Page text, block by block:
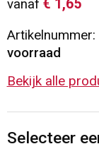
Veiligheid,
Vrije tijd en
Waterflesjes
Oog- en
vanaf € 1,65
Artikelnummer:
voorraad
Bekijk alle
Selecteer